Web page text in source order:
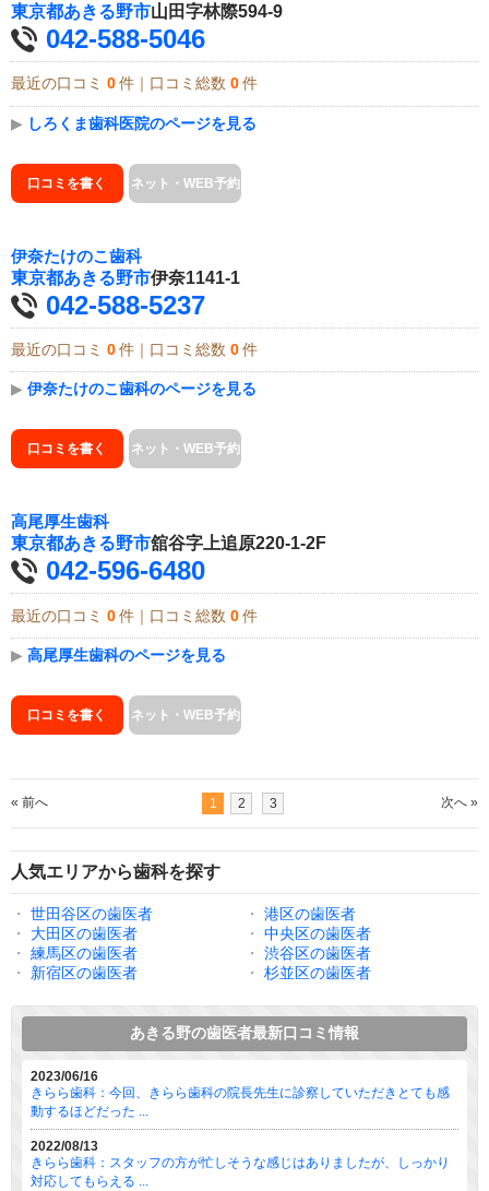
東京都あきる野市山田字林際594-9
042-588-5046
最近の口コミ 0 件｜口コミ総数 0 件
▶ しろくま歯科医院のページを見る
口コミを書く ネット・WEB予約
伊奈たけのこ歯科
東京都あきる野市伊奈1141-1
042-588-5237
最近の口コミ 0 件｜口コミ総数 0 件
▶ 伊奈たけのこ歯科のページを見る
口コミを書く ネット・WEB予約
高尾厚生歯科
東京都あきる野市舘谷字上追原220-1-2F
042-596-6480
最近の口コミ 0 件｜口コミ総数 0 件
▶ 高尾厚生歯科のページを見る
口コミを書く ネット・WEB予約
« 前へ 1 2 3 次へ »
人気エリアから歯科を探す
・ 世田谷区の歯医者 ・
港区の歯医者
・
大田区の歯医者 ・
中央区の歯医者
・
練馬区の歯医者 ・
渋谷区の歯医者
・
新宿区の歯医者 ・ 杉並区の歯医者
あきる野の歯医者最新口コミ情報
2023/06/16
きらら歯科：今回、きらら歯科の院長先生に診察していただきとても感
動するほどだった ...
2022/08/13
きらら歯科：スタッフの方が忙しそうな感じはありましたが、しっかり
対応してもらえる ...